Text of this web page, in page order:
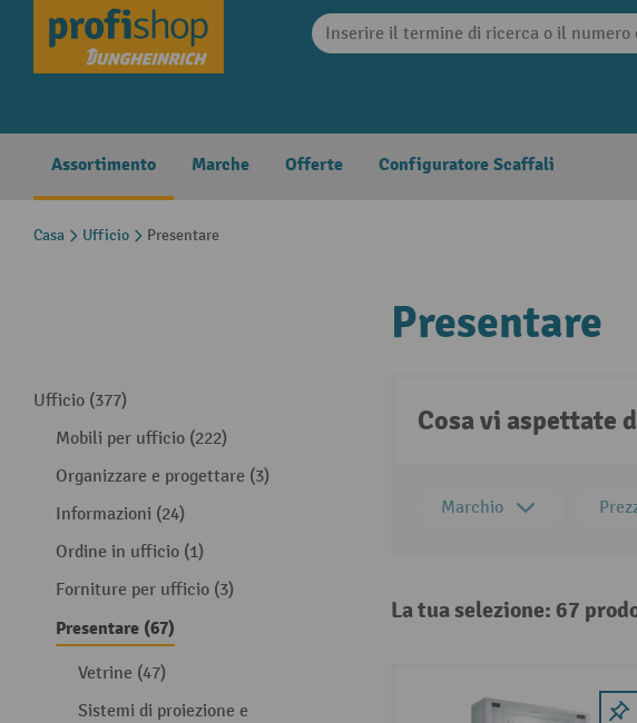
Skip to main navigation
Assortimento Marche Offerte Configuratore Scaffali
Casa Ufficio Presentare
Ufficio (377)
Mobili per ufficio (222)
Organizzare e progettare (3)
Informazioni (24)
Ordine in ufficio (1)
Forniture per ufficio (3)
Presentare (67)
Vetrine (47)
Sistemi di proiezione e
Presentare
Cosa vi aspettate
Marchio
La tua selezione: 67